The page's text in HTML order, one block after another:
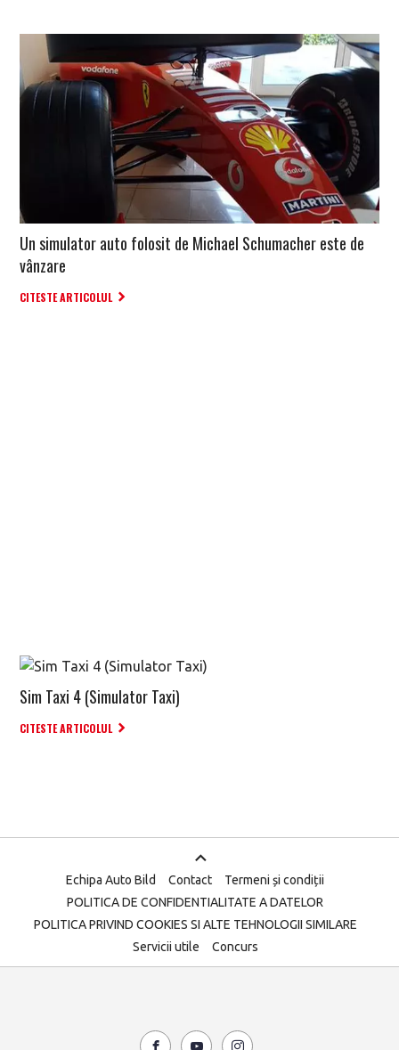
Un simulator auto folosit de Michael Schumacher este de
vânzare
CITESTE ARTICOLUL
Sim Taxi 4 (Simulator Taxi)
CITESTE ARTICOLUL
Echipa Auto Bild Contact
Termeni și condiții
POLITICA DE CONFIDENTIALITATE A DATELOR
POLITICA PRIVIND COOKIES SI ALTE TEHNOLOGII SIMILARE
Servicii utile
Concurs